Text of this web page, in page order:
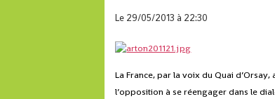
Le 29/05/2013à 22:30
La France, par la voix du Quai
l’opposition à se réengager dans le